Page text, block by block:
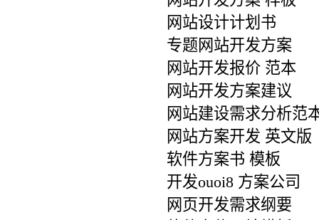
网站设计计划书
专题网站开发方案
网站开发报价 范本
网站开发方案建议
网站建设需求分析范
网站方案开发 英文版
软件方案书 模板
开发ouoi8 方案公司
网页开发需求纲要